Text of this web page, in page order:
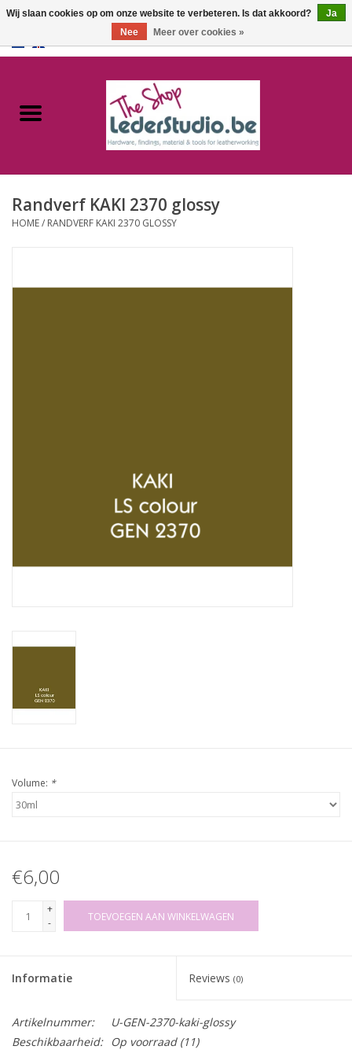
Catalogus
FAQ
Randverf KAKI 2370 glossy
HOME/ RANDVERF KAKI 2370 GLOSSY
Volume: *
€6,00
+
-
TOEVOEGEN AAN WINKELWAGEN
Informatie Reviews (0)
Artikelnummer:
U-GEN-2370-kaki-glossy
Beschikbaarheid:
Op voorraad(11)
Wij slaan cookies op om onze website te verbeteren. Is dat akkoord?
Ja
Nee
Meer over cookies »